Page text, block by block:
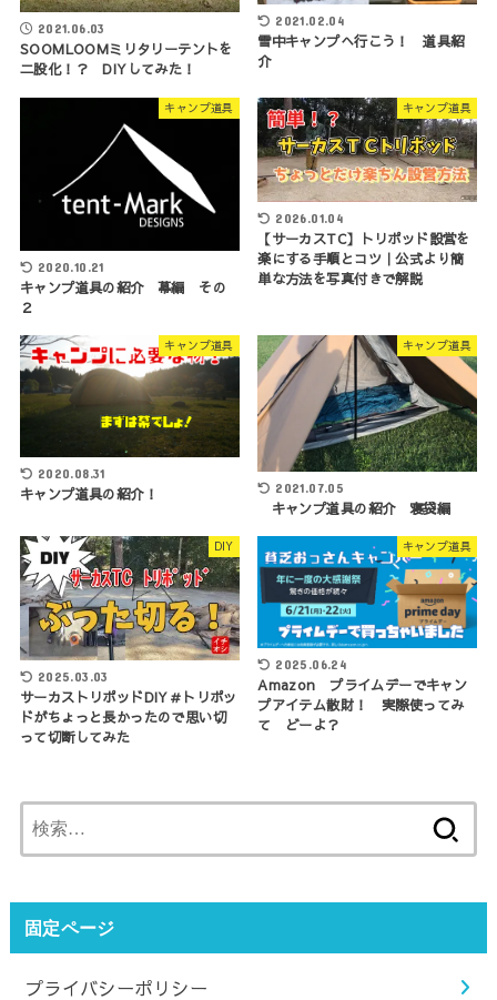
2021.06.03
SOOMLOOMミリタリーテントを
二股化！？ DIYしてみた！
2021.02.04
雪中キャンプへ行こう！ 道具紹
介
キャンプ道具
2020.10.21
キャンプ道具の紹介 幕編 その
２
キャンプ道具
2026.01.04
【サーカスTC】トリポッド設営を
楽にする手順とコツ｜公式より簡
単な方法を写真付きで解説
キャンプ道具
2020.08.31
キャンプ道具の紹介！
キャンプ道具
2021.07.05
キャンプ道具の紹介 寝袋編
DIY
2025.03.03
サーカストリポッドDIY＃トリポッ
ドがちょっと長かったので思い切
って切断してみた
キャンプ道具
2025.06.24
Amazon プライムデーでキャン
プアイテム散財！ 実際使ってみ
て どーよ？
索:
固定ページ
プライバシーポリシー